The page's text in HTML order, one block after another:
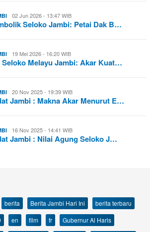
02 Jun 2026 - 13:47 WIB
Seloko Jambi: Petai Dak B…
19 Mei 2026 - 16:20 WIB
Seloko Melayu Jambi: Akar Kuat…
20 Nov 2025 - 19:39 WIB
Jambi : Makna Akar Menurut E…
16 Nov 2025 - 14:41 WIB
Jambi : Nilai Agung Seloko J…
berita Berita Jambi Hari Ini
berita terbaru
en film fr
Gubernur Al Haris